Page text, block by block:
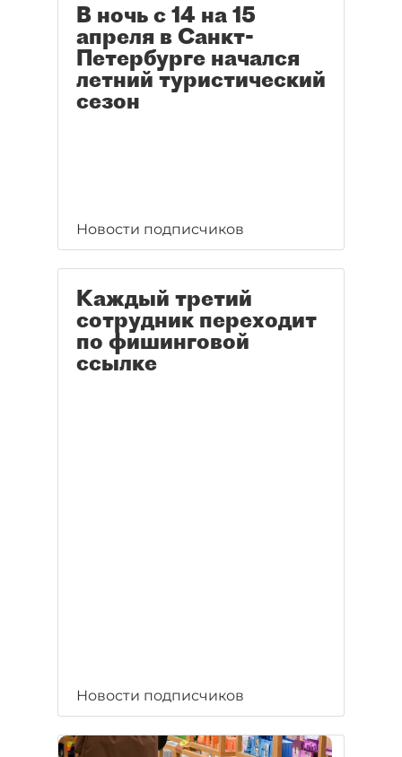
В ночь с 14 на 15
апреля в Санкт-
Петербурге начался
летний туристический
сезон
Новости подписчиков
Каждый третий
сотрудник переходит
по фишинговой
ссылке
Новости подписчиков